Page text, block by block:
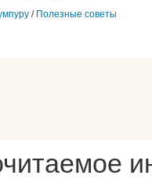
/ Полезные советы